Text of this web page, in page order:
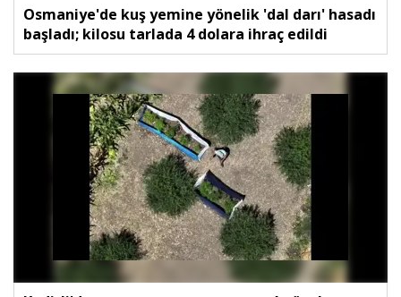
Osmaniye'de kuş yemine yönelik 'dal darı' hasadı
başladı; kilosu tarlada 4 dolara ihraç edildi